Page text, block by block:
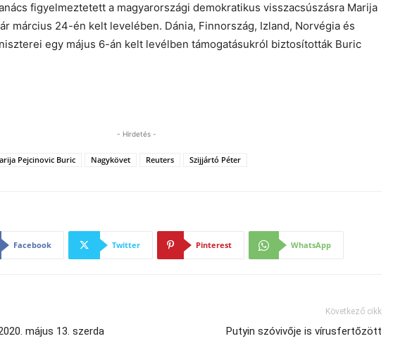
figyelmeztetett a magyarországi demokratikus visszacsúszásra Marija
március 24-én kelt levelében. Dánia, Finnország, Izland, Norvégia és
egy május 6-án kelt levélben támogatásukról biztosították Buric
- Hirdetés -
Pejcinovic Buric Nagykövet Reuters Szijjártó Péter
Facebook Twitter Pinterest WhatsApp
május 13. szerda
Következő cikk
Putyin szóvivője is vírusfertőzött